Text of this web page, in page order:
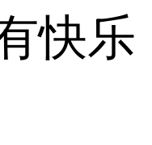
快乐